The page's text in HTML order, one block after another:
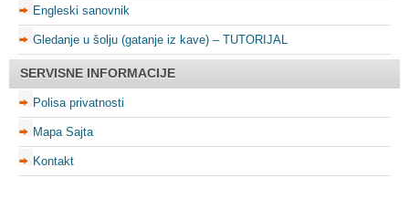
Engleski sanovnik
Gledanje u šolju (gatanje iz kave) – TUTORIJAL
SERVISNE INFORMACIJE
Polisa privatnosti
Mapa Sajta
Kontakt